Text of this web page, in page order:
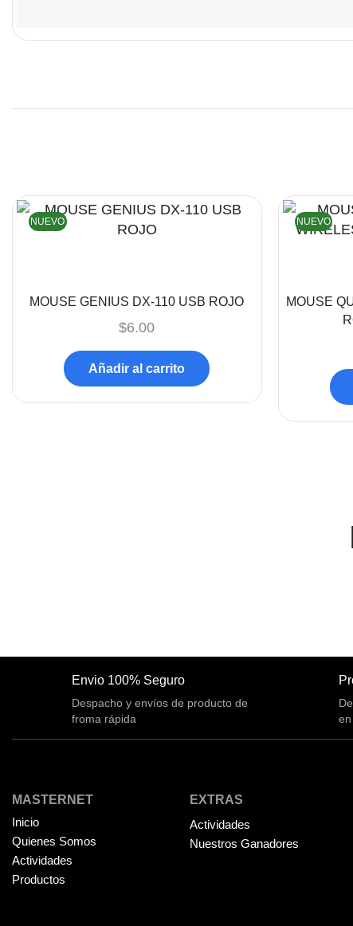
NUEVO
MOUSE GENIUS DX-110 USB ROJO
$6.00
Añadir al carrito
NUEVO
MOUSE
Envio 100% Seguro
Despacho y envíos de producto de
froma rápida
MASTERNET
Inicio
Quienes Somos
Actividades
Productos
EXTRAS
Actividades
Nuestros Ganadores